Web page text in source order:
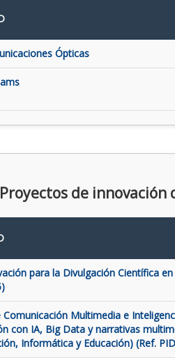
Ópticas
Proyectos de innovación
para la Divulgación Científica
Multimedia e
con IA, Big Data y narrativas
Informática y Educación) (Ref.